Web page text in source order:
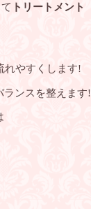
トリートメント
やすくします!
ンスを整えます!